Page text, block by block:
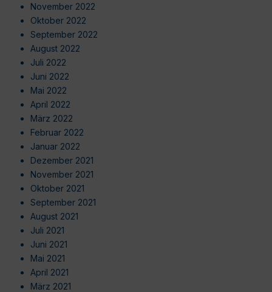
November 2022
Oktober 2022
September 2022
August 2022
Juli 2022
Juni 2022
Mai 2022
April 2022
März 2022
Februar 2022
Januar 2022
Dezember 2021
November 2021
Oktober 2021
September 2021
August 2021
Juli 2021
Juni 2021
Mai 2021
April 2021
März 2021